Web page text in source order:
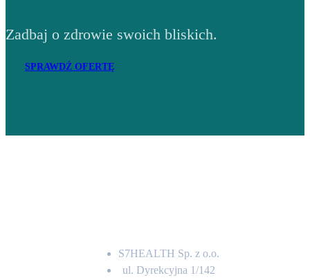
Zadbaj o zdrowie swoich bliskich.
SPRAWDŹ OFERTĘ
S7HEALTH Sp. z o.o.
ul. Dyrekcyjna 1/142